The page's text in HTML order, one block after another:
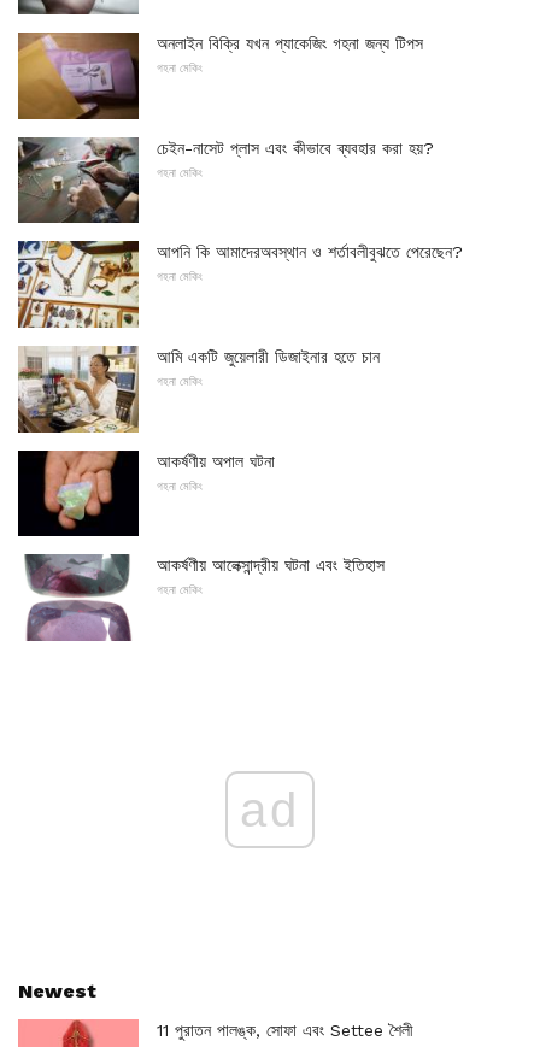
অনলাইন বিক্রি যখন প্যাকেজিং গহনা জন্য টিপস
গহনা মেকিং
চেইন-নাসেট প্লাস এবং কীভাবে ব্যবহার করা হয়?
গহনা মেকিং
আপনি কি আমাদেরঅবস্থান ও শর্তাবলীবুঝতে পেরেছেন?
গহনা মেকিং
আমি একটি জুয়েলারী ডিজাইনার হতে চান
গহনা মেকিং
আকর্ষণীয় অপাল ঘটনা
গহনা মেকিং
আকর্ষণীয় আলেক্সান্দ্রীয় ঘটনা এবং ইতিহাস
গহনা মেকিং
ad
Newest
11 পুরাতন পালঙ্ক, সোফা এবং Settee শৈলী